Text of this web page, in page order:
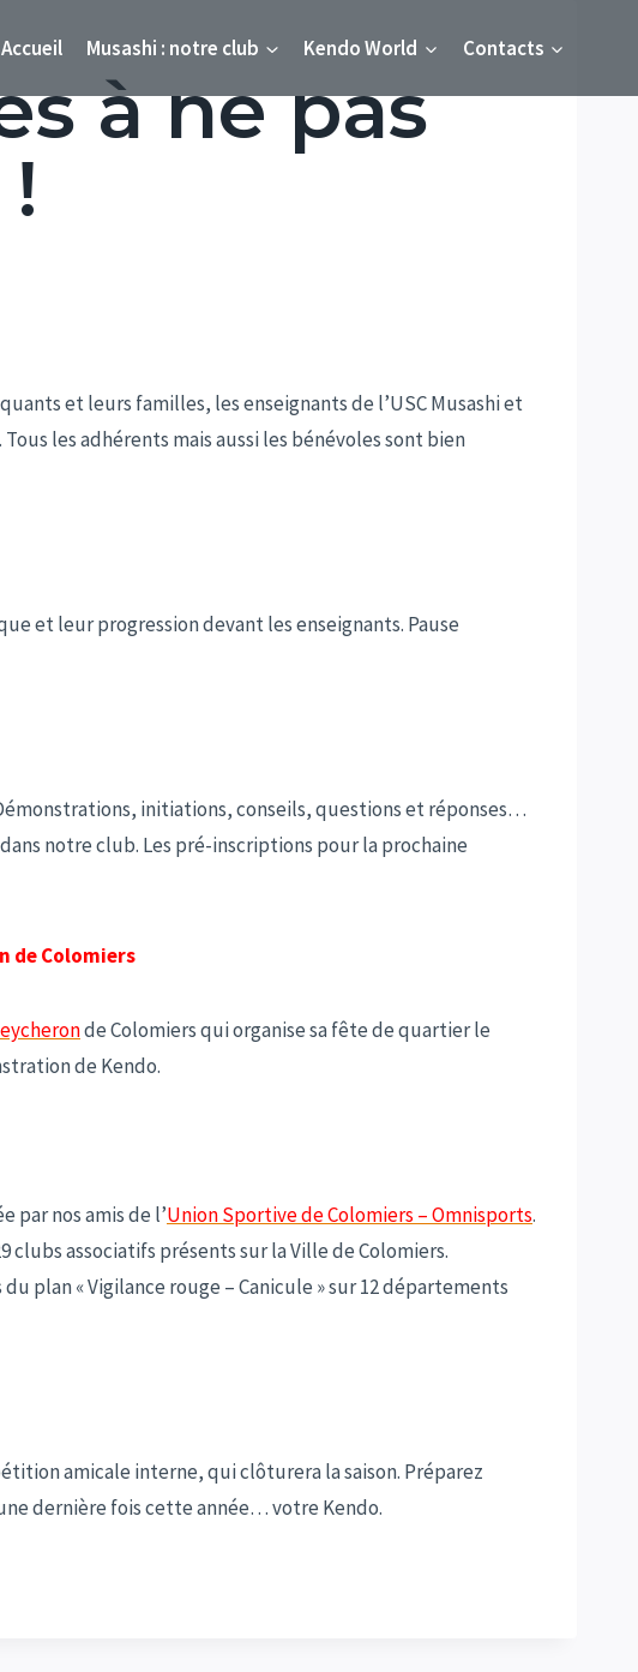
Accueil Musashi : notre club Kendo World Contacts
à ne pas
et leurs familles, les enseignants de l’USC Musashi et
les adhérents mais aussi les bénévoles sont bien
et leur progression devant les enseignants. Pause
initiations, conseils, questions et réponses…
notre club. Les pré-inscriptions pour la prochaine
de Colomiers
de Colomiers qui organise sa fête de quartier le
de Kendo.
par nos amis de l’Union Sportive de Colomiers – Omnisports.
clubs associatifs présentssur la Ville de Colomiers.
plan « Vigilance rouge – Canicule » sur 12 départements
amicale interne, qui clôturera la saison. Préparez
dernière fois cette année… votre Kendo.